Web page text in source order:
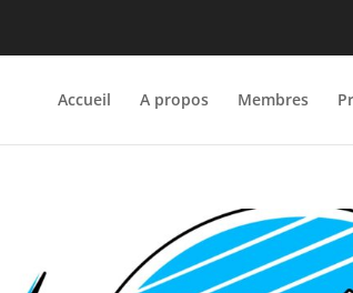
Accueil A propos Membres